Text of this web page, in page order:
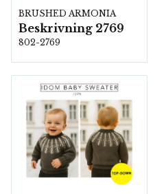
BRUSHED ARMONIA
Beskrivning 2769
802-2769